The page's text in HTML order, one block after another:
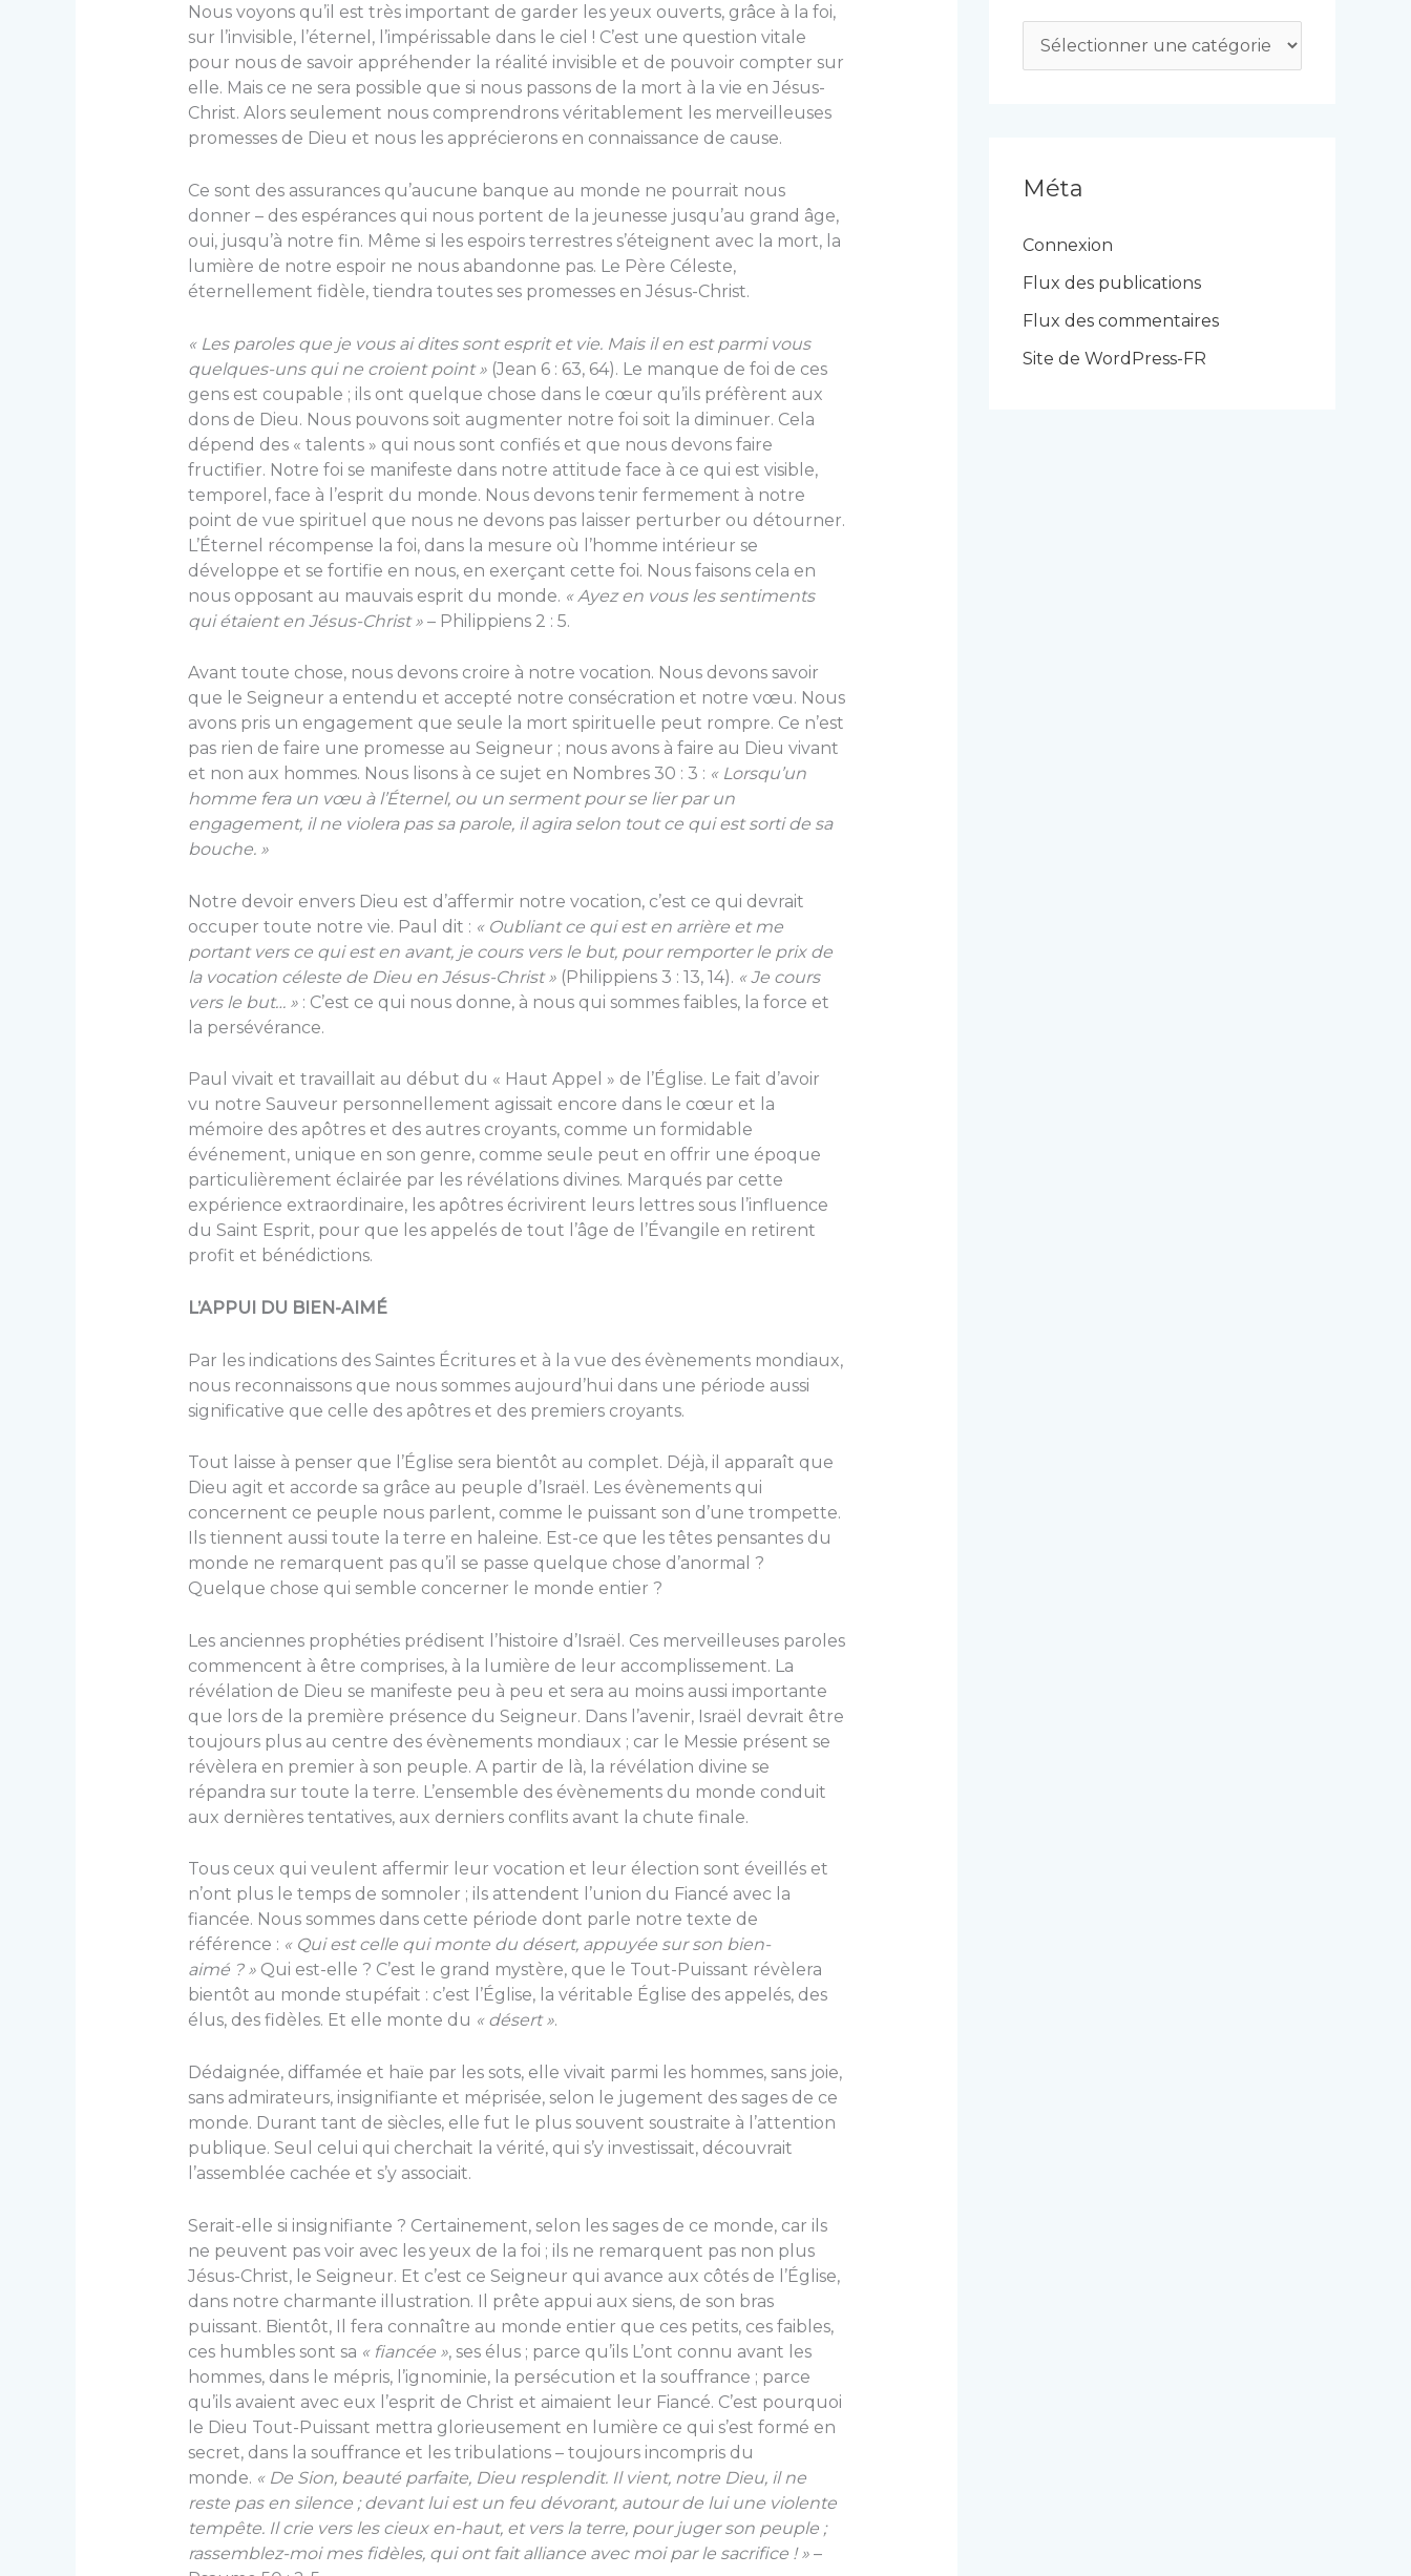
Nous voyons qu’il est très important de garder les yeux ouverts, grâce à la foi,
sur l’invisible, l’éternel, l’impérissable dans le ciel ! C’est une question vitale
pour nous de savoir appréhender la réalité invisible et de pouvoir compter sur
elle. Mais ce ne sera possible que si nous passons de la mort à la vie en Jésus-
Christ. Alors seulement nous comprendrons véritablement les merveilleuses
promesses de Dieu et nous les apprécierons en connaissance de cause.
Ce sont des assurances qu’aucune banque au monde ne pourrait nous
donner – des espérances qui nous portent de la jeunesse jusqu’au grand âge,
oui, jusqu’à notre fin. Même si les espoirs terrestres s’éteignent avec la mort, la
lumière de notre espoir ne nous abandonne pas. Le Père Céleste,
éternellement fidèle, tiendra toutes ses promesses en Jésus-Christ.
« Les paroles que je vous ai dites sont esprit et vie. Mais il en est parmi vous
quelques-uns qui ne croient point »(Jean 6 : 63, 64). Le manque de foi de ces
gens est coupable ; ils ont quelque chose dans le cœur qu’ils préfèrent aux
dons de Dieu. Nous pouvons soit augmenter notre foi soit la diminuer. Cela
dépend des « talents » qui nous sont confiés et que nous devons faire
fructifier. Notre foi se manifeste dans notre attitude face à ce qui est visible,
temporel, face à l’esprit du monde. Nous devons tenir fermement à notre
point de vue spirituel que nous ne devons pas laisser perturber ou détourner.
L’Éternel récompense la foi, dans la mesure où l’homme intérieur se
développe et se fortifie en nous, en exerçant cette foi. Nous faisons cela en
nous opposant au mauvais esprit du monde. « Ayez en vous les sentiments
qui étaient en Jésus-Christ »– Philippiens 2 : 5.
Avant toute chose, nous devons croire à notre vocation. Nous devons savoir
que le Seigneur a entendu et accepté notre consécration et notre vœu. Nous
avons pris un engagement que seule la mort spirituelle peut rompre. Ce n’est
pas rien de faire une promesse au Seigneur ; nous avons à faire au Dieu vivant
et non aux hommes. Nous lisons à ce sujet en Nombres 30 : 3 : « Lorsqu’un
homme fera un vœu à l’Éternel, ou un serment pour se lier par un
engagement, il ne violera pas sa parole, il agira selon tout ce qui est sorti de sa
bouche. »
Notre devoir envers Dieu est d’affermir notre vocation, c’est ce qui devrait
occuper toute notre vie. Paul dit : « Oubliant ce qui est en arrière et me
portant vers ce qui est en avant, je cours vers le but, pour remporter le prix de
la vocation céleste de Dieu en Jésus-Christ »(Philippiens 3 : 13, 14). « Je cours
vers le but… »: C’est ce qui nous donne, à nous qui sommes faibles, la force et
la persévérance.
Paul vivait et travaillait au début du « Haut Appel » de l’Église. Le fait d’avoir
vu notre Sauveur personnellement agissait encore dans le cœur et la
mémoire des apôtres et des autres croyants, comme un formidable
événement, unique en son genre, comme seule peut en offrir une époque
particulièrement éclairée par les révélations divines. Marqués par cette
expérience extraordinaire, les apôtres écrivirent leurs lettres sous l’influence
du Saint Esprit, pour que les appelés de tout l’âge de l’Évangile en retirent
profit et bénédictions.
L’APPUI DU BIEN-AIMÉ
Par les indications des Saintes Écritures et à la vue des évènements mondiaux,
nous reconnaissons que nous sommes aujourd’hui dans une période aussi
significative que celle des apôtres et des premiers croyants.
Tout laisse à penser que l’Église sera bientôt au complet. Déjà, il apparaît que
Dieu agit et accorde sa grâce au peuple d’Israël. Les évènements qui
concernent ce peuple nous parlent, comme le puissant son d’une trompette.
Ils tiennent aussi toute la terre en haleine. Est-ce que les têtes pensantes du
monde ne remarquent pas qu’il se passe quelque chose d’anormal ?
Quelque chose qui semble concerner le monde entier ?
Les anciennes prophéties prédisent l’histoire d’Israël. Ces merveilleuses paroles
commencent à être comprises, à la lumière de leur accomplissement. La
révélation de Dieu se manifeste peu à peu et sera au moins aussi importante
que lors de la première présence du Seigneur. Dans l’avenir, Israël devrait être
toujours plus au centre des évènements mondiaux ; car le Messie présent se
révèlera en premier à son peuple. A partir de là, la révélation divine se
répandra sur toute la terre. L’ensemble des évènements du monde conduit
aux dernières tentatives, aux derniers conflits avant la chute finale.
Tous ceux qui veulent affermir leur vocation et leur élection sont éveillés et
n’ont plus le temps de somnoler ; ils attendent l’union du Fiancé avec la
fiancée. Nous sommes dans cette période dont parle notre texte de
référence : « Qui est celle qui monte du désert, appuyée sur son bien-
aimé ? »Qui est-elle ? C’est le grand mystère, que le Tout-Puissant révèlera
bientôt au monde stupéfait : c’est l’Église, la véritable Église des appelés, des
élus, des fidèles. Et elle monte du « désert ».
Dédaignée, diffamée et haïe par les sots, elle vivait parmi les hommes, sans joie,
sans admirateurs, insignifiante et méprisée, selon le jugement des sages de ce
monde. Durant tant de siècles, elle fut le plus souvent soustraite à l’attention
publique. Seul celui qui cherchait la vérité, qui s’y investissait, découvrait
l’assemblée cachée et s’y associait.
Serait-elle si insignifiante ? Certainement, selon les sages de ce monde, car ils
ne peuvent pas voir avec les yeux de la foi ; ils ne remarquent pas non plus
Jésus-Christ, le Seigneur. Et c’est ce Seigneur qui avance aux côtés de l’Église,
dans notre charmante illustration. Il prête appui aux siens, de son bras
puissant. Bientôt, Il fera connaître au monde entier que ces petits, ces faibles,
ces humbles sont sa « fiancée », ses élus ; parce qu’ils L’ont connu avant les
hommes, dans le mépris, l’ignominie, la persécution et la souffrance ; parce
qu’ils avaient avec eux l’esprit de Christ et aimaient leur Fiancé. C’est pourquoi
le Dieu Tout-Puissant mettra glorieusement en lumière ce qui s’est formé en
secret, dans la souffrance et les tribulations – toujours incompris du
monde. « De Sion, beauté parfaite, Dieu resplendit. Il vient, notre Dieu, il ne
reste pas en silence ; devant lui est un feu dévorant, autour de lui une violente
tempête. Il crie vers les cieux en-haut, et vers la terre, pour juger son peuple ;
rassemblez-moi mes fidèles, qui ont fait alliance avec moi par le sacrifice ! »–
a
r
i
Méta
Connexion
Flux des publications
Flux des commentaires
Site de WordPress-FR